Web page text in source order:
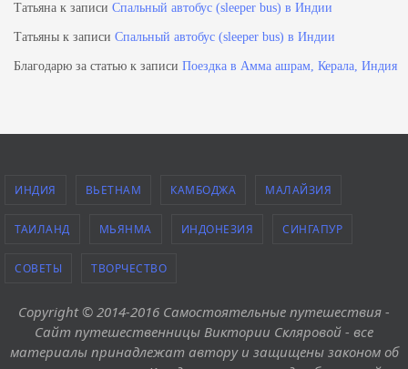
Татьяна к записи Спальный автобус (sleeper bus) в Индии
Татьяны к записи Спальный автобус (sleeper bus) в Индии
Благодарю за статью к записи Поездка в Амма ашрам, Керала, Индия
ИНДИЯ ВЬЕТНАМ КАМБОДЖА МАЛАЙЗИЯ
ТАИЛАНД МЬЯНМА ИНДОНЕЗИЯ СИНГАПУР
СОВЕТЫ ТВОРЧЕСТВО
Copyright © 2014-2016 Самостоятельные путешествия -
Сайт путешественницы Виктории Скляровой - все
материалы принадлежат автору и защищены законом об